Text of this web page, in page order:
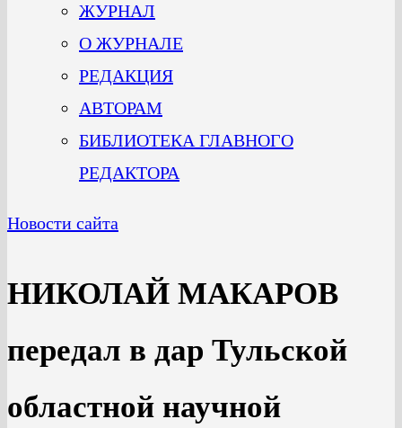
ЖУРНАЛ
О ЖУРНАЛЕ
РЕДАКЦИЯ
АВТОРАМ
БИБЛИОТЕКА ГЛАВНОГО
РЕДАКТОРА
Новости сайта
НИКОЛАЙ МАКАРОВ
передал в дар Тульской
областной научной